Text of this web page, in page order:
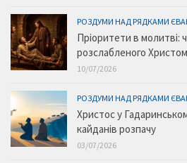
РОЗДУМИ НАД РЯДКАМИ
Пріоритети в молитві:
розслабленого Христом
10/07/2026
РОЗДУМИ НАД РЯДКАМИ
Христос у
кайданів розпачу
03/07/2026